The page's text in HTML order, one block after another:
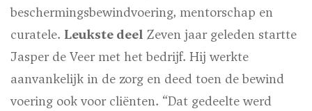
beschermingsbewindvoering, mentorschap en
curatele. Leukste deel Zeven jaar geleden startte
Jasper de Veer met het bedrijf. Hij werkte
aanvankelijk in de zorg en deed toen de bewind
voering ook voor cliënten. “Dat gedeelte werd